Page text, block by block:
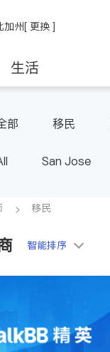
加州[ 更换 ]
生活
部 移民
San Jose
移民
智能排序